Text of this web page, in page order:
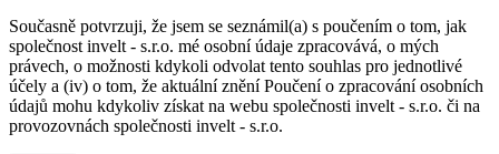
Současně potvrzuji, že jsem se seznámil(a) s poučením o tom, jak
společnost invelt - s.r.o. mé osobní údaje zpracovává, o mých
právech, o možnosti kdykoli odvolat tento souhlas pro jednotlivé
účely a (iv) o tom, že aktuální znění Poučení o zpracování osobních
údajů mohu kdykoliv získat na webu společnosti invelt - s.r.o. či na
provozovnách společnosti invelt - s.r.o.